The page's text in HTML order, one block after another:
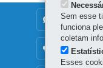
DENUNCIE
OUVIDORIA
Sem esse
funciona
coletam
Esses